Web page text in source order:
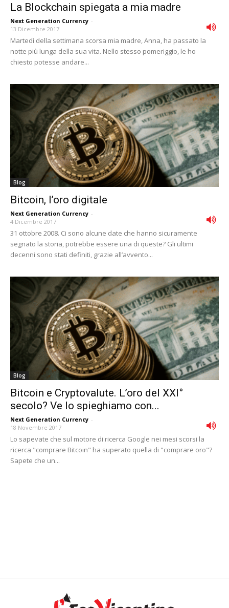
La Blockchain spiegata a mia madre
Next Generation Currency -
13 Dicembre 2017
Martedì della settimana scorsa mia madre, Anna, ha passato la
notte più lunga della sua vita. Nello stesso pomeriggio, le ho
chiesto potesse andare...
Blog
Bitcoin, l’oro digitale
Next Generation Currency -
4 Dicembre 2017
31 ottobre 2008. Ci sono alcune date che hanno sicuramente
segnato la storia, potrebbe essere una di queste? Gli ultimi
decenni sono stati definiti, grazie all’avvento...
Blog
Bitcoin e Cryptovalute. L’oro del XXI°
secolo? Ve lo spieghiamo con...
Next Generation Currency -
18 Novembre 2017
Lo sapevate che sul motore di ricerca Google nei mesi scorsi la
ricerca "comprare Bitcoin" ha superato quella di "comprare oro"?
Sapete che un...